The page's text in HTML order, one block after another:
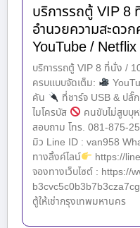
บริการรถตู้ VIP 8
อำนวยความสะดว
YouTube /
บริการรถตู้ VIP 8 ที่นั่ง /
ครบแบบจัดเต็ม:
คัน
ที่ชาร์จ USB & ปลั๊
ไมโครบัส
คนขับไม่สูบบุ
สอบถาม โทร. 081-875-
มิว Line ID : van958
ทางลิ้งค์ไลน์
https://
จองทางเว็บไซต์ : https://
ตู้ให้เช่ากรุงเทพมหานคร